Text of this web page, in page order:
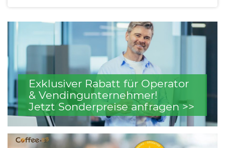
Exklusiver Rabatt für Operator
& Vendingunternehmer!
Jetzt Sonderpreise anfragen >>